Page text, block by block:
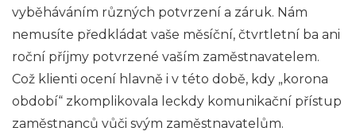
vyběháváním různých potvrzení a záruk. Nám
nemusíte předkládat vaše měsíční, čtvrtletní ba ani
roční příjmy potvrzené vaším zaměstnavatelem.
Což klienti ocení hlavně i v této době, kdy „korona
období“ zkomplikovala leckdy komunikační přístup
zaměstnanců vůči svým zaměstnavatelům.